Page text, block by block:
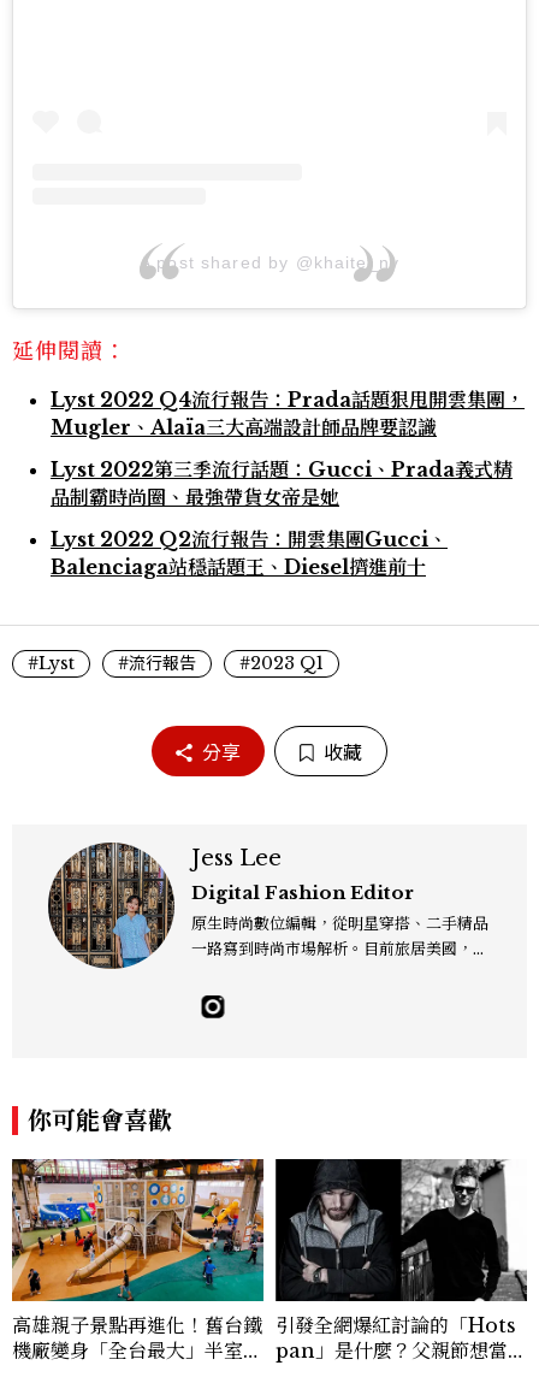
A post shared by @khaite_ny
延伸閱讀：
Lyst 2022 Q4流行報告：Prada話題狠甩開雲集團，
Mugler、Alaïa三大高端設計師品牌要認識
Lyst 2022第三季流行話題：Gucci、Prada義式精
品制霸時尚圈、最強帶貨女帝是她
Lyst 2022 Q2流行報告：開雲集團Gucci、
Balenciaga站穩話題王、Diesel擠進前十
#Lyst #流行報告 #2023 Q1
分享 收藏
Jess Lee
Digital Fashion Editor
原生時尚數位編輯，從明星穿搭、二手精品
一路寫到時尚市場解析。目前旅居美國，同
sslee9471@gmail.com
你可能會喜歡
高雄親子景點再進化！舊台鐵
機廠變身「全台最大」半室內
引發全網爆紅討論的「Hots
pan」是什麼？父親節想當天